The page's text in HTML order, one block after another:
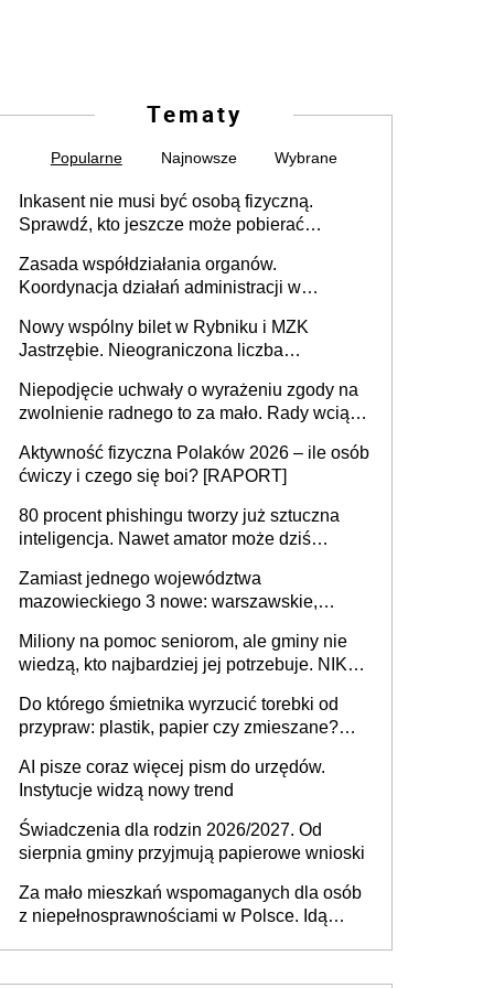
Tematy
Popularne Najnowsze Wybrane
Inkasent nie musi być osobą fizyczną.
Sprawdź, kto jeszcze może pobierać
Zasada współdziałania organów.
Koordynacja działań administracji w
Nowy wspólny bilet w Rybniku i MZK
Jastrzębie. Nieograniczona liczba
Niepodjęcie uchwały o wyrażeniu zgody na
zwolnienie radnego to za mało. Rady wciąż
rozstrzygać sprawy
Aktywność fizyczna Polaków 2026 – ile osób
ćwiczy i czego się boi? [RAPORT]
80 procent phishingu tworzy już sztuczna
inteligencja. Nawet amator może dziś
Zamiast jednego województwa
mazowieckiego 3 nowe: warszawskie,
Europie nie ma tak dużych jednostek
stołecznych
Miliony na pomoc seniorom, ale gminy nie
wiedzą, kto najbardziej jej potrzebuje. NIK
Do którego śmietnika wyrzucić torebki od
przypraw: plastik, papier czy zmieszane?
AI pisze coraz więcej pism do urzędów.
Instytucje widzą nowy trend
Świadczenia dla rodzin 2026/2027. Od
sierpnia gminy przyjmują papierowe wnioski
Za mało mieszkań wspomaganych dla osób
z niepełnosprawnościami w Polsce. Idą